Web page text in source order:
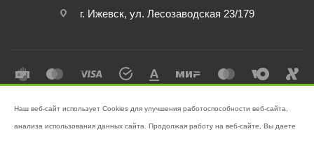
г. Ижевск, ул. Лесозаводская 23/179
поддержании чистоты!
Наш веб-сайт использует Cookies для улучшения работоспособности веб-сайта,
анализа использования данных сайта. Продолжая работу на веб-сайте, Вы даете